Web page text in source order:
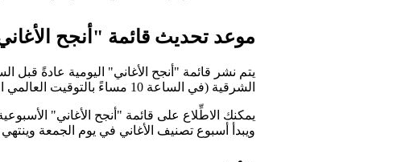
موعد تحديث قائمة "أنجح
الشرقية (في الساعة 10 مساءً بالتوقيت العالمي الموحد) في اليوم التالي لفترة تصنيف الأغاني.
يمكنك الاطِّلاع على قائمة "أنجح الأغاني"
ويبدأ أسبوع تصنيف الأغاني في يوم الجمعة